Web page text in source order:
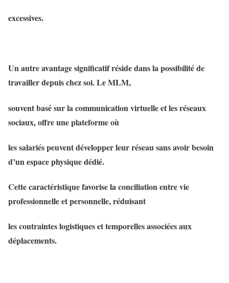
excessives.
Un autre avantage significatif réside dans la possibilité de
travailler depuis chez soi. Le MLM,
souvent basé sur la communication virtuelle et les réseaux
sociaux, offre une plateforme où
les salariés peuvent développer leur réseau sans avoir besoin
d’un espace physique dédié.
Cette caractéristique favorise la conciliation entre vie
professionnelle et personnelle, réduisant
les contraintes logistiques et temporelles associées aux
déplacements.